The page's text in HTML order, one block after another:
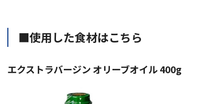
■使用した食材はこちら
エクストラバージン オリーブオイル 400g